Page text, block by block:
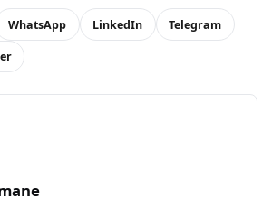
WhatsApp LinkedIn Telegram